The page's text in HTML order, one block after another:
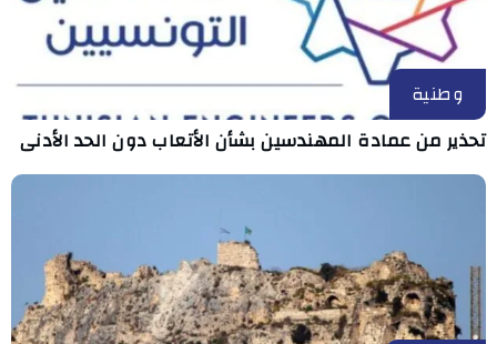
وطنية
تحذير من عمادة المهندسين بشأن الأتعاب دون الحد الأدنى